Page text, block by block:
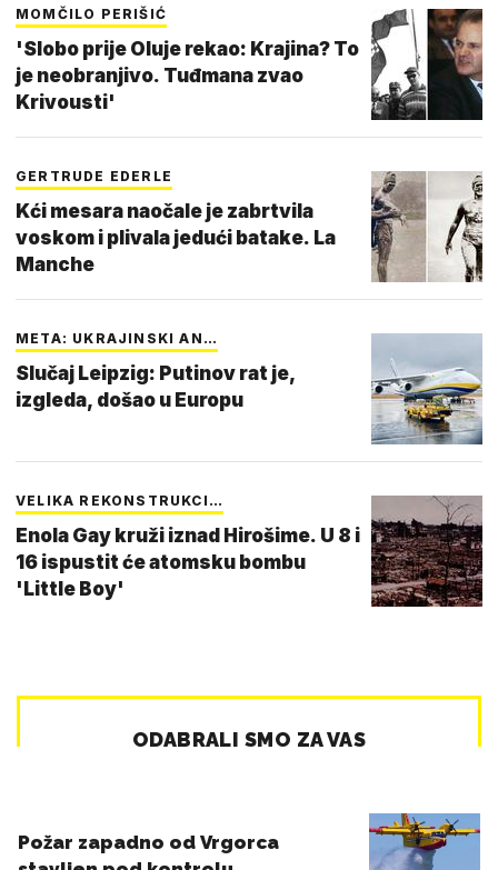
MOMČILO PERIŠIĆ
'Slobo prije Oluje rekao: Krajina? To
je neobranjivo. Tuđmana zvao
Krivousti'
GERTRUDE EDERLE
Kći mesara naočale je zabrtvila
voskom i plivala jedući batake. La
Manche
META: UKRAJINSKI AN…
Slučaj Leipzig: Putinov rat je,
izgleda, došao u Europu
VELIKA REKONSTRUKCI…
Enola Gay kruži iznad Hirošime. U 8 i
16 ispustit će atomsku bombu
'Little Boy'